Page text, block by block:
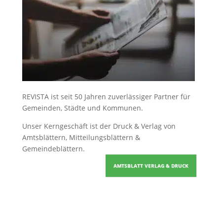
REVISTA ist seit 50 Jahren zuverlässiger Partner für
Gemeinden, Städte und Kommunen.
Unser Kerngeschäft ist der Druck & Verlag von
Amtsblättern, Mitteilungsblättern &
Gemeindeblättern.
AMTSBLATT VERLAG & DRUCK